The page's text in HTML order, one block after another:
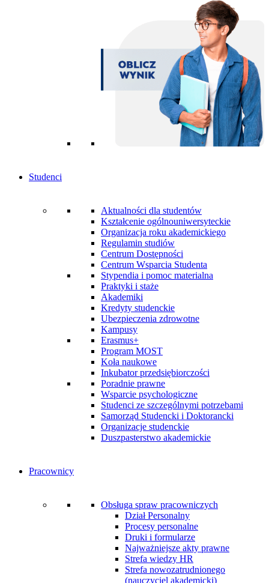
Studenci
Aktualności dla studentów
Kształcenie ogólnouniwersyteckie
Organizacja roku akademickiego
Regulamin studiów
Centrum Dostępności
Centrum Wsparcia Studenta
Stypendia i pomoc materialna
Praktyki i staże
Akademiki
Kredyty studenckie
Ubezpieczenia zdrowotne
Kampusy
Erasmus+
Program MOST
Koła naukowe
Inkubator przedsiębiorczości
Poradnie prawne
Wsparcie psychologiczne
Studenci ze szczególnymi potrzebami
Samorząd Studencki i Doktorancki
Organizacje studenckie
Duszpasterstwo akademickie
Pracownicy
Obsługa spraw pracowniczych
Dział Personalny
Procesy personalne
Druki i formularze
Najważniejsze akty prawne
Strefa wiedzy HR
Strefa nowozatrudnionego
(nauczyciel akademicki)